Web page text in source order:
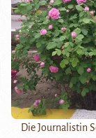
Die Journalistin